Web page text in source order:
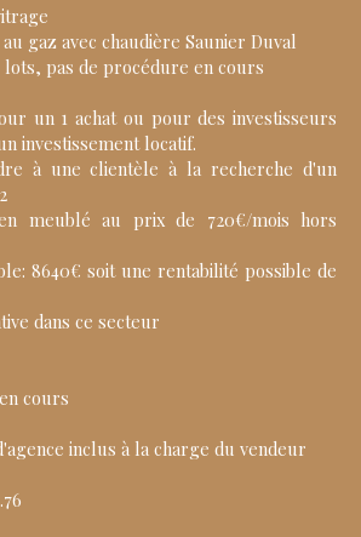
gaz avec chaudière Saunier Duval
pas de procédure en cours
un 1 achat ou pour des investisseurs
investissement locatif.
à une clientèle à la recherche d'un
meublé au prix de 720€/mois hors
8640€ soit une rentabilité possible de
dans ce secteur
cours
inclus à la charge du vendeur